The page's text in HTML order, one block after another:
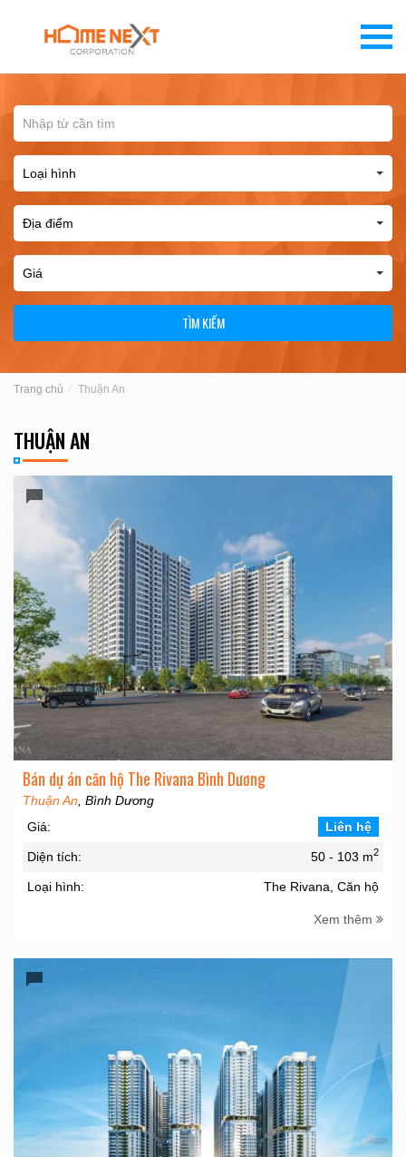
TÌM KIẾM
Trang chủ Thuận An
THUẬN AN
Bán dự án căn hộ The Rivana Bình Dương
Thuận An , Bình Dương
Giá:
Liên hệ
Diện tích: 50 - 103 m2
Loại hình: The Rivana, Căn hộ
Xem thêm